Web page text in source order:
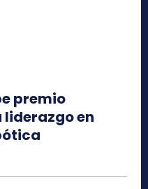
premio
en